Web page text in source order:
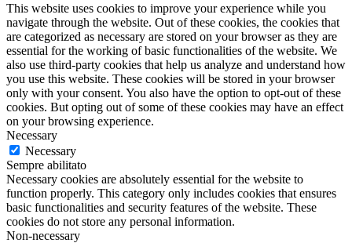
This website uses cookies to improve your experience while you
navigate through the website. Out of these cookies, the cookies that
are categorized as necessary are stored on your browser as they are
essential for the working of basic functionalities of the website. We
also use third-party cookies that help us analyze and understand how
you use this website. These cookies will be stored in your browser
only with your consent. You also have the option to opt-out of these
cookies. But opting out of some of these cookies may have an effect
on your browsing experience.
Necessary
Necessary
Sempre abilitato
Necessary cookies are absolutely essential for the website to
function properly. This category only includes cookies that ensures
basic functionalities and security features of the website. These
cookies do not store any personal information.
Non-necessary